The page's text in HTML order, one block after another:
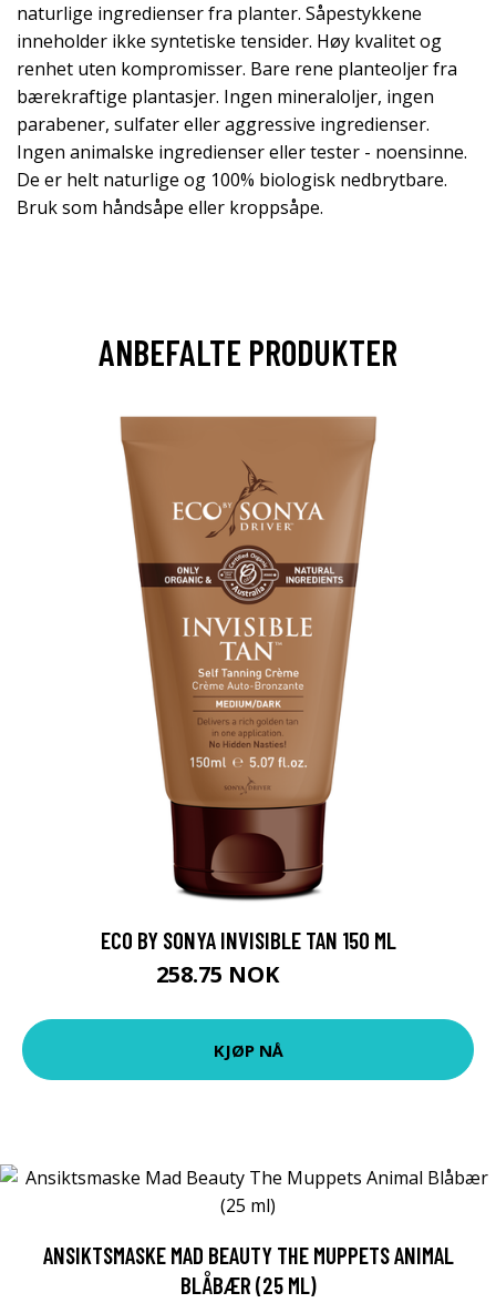
naturlige ingredienser fra planter. Såpestykkene
inneholder ikke syntetiske tensider. Høy kvalitet og
renhet uten kompromisser. Bare rene planteoljer fra
bærekraftige plantasjer. Ingen mineraloljer, ingen
parabener, sulfater eller aggressive ingredienser.
Ingen animalske ingredienser eller tester - noensinne.
De er helt naturlige og 100% biologisk nedbrytbare.
Bruk som håndsåpe eller kroppsåpe.
ANBEFALTE PRODUKTER
ECO BY SONYA INVISIBLE TAN 150 ML
258.75 NOK
KJØP NÅ
ANSIKTSMASKE MAD BEAUTY THE MUPPETS ANIMAL
BLÅBÆR (25 ML)